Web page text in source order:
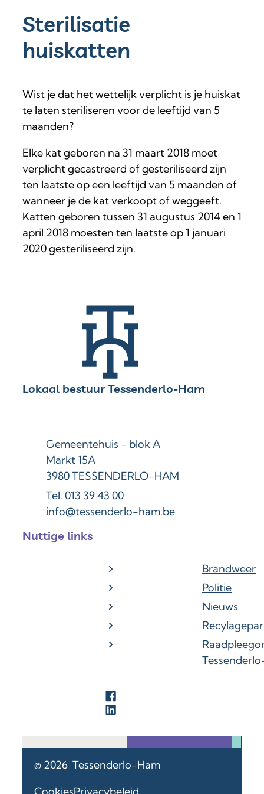
Sterilisatie
huiskatten
Wist je dat het wettelijk verplicht is je huiskat
te laten steriliseren voor de leeftijd van 5
maanden?
Elke kat geboren na 31 maart 2018 moet
verplicht gecastreerd of gesteriliseerd zijn
ten laatste op een leeftijd van 5 maanden of
wanneer je de kat verkoopt of weggeeft.
Katten geboren tussen 31 augustus 2014 en 1
april 2018 moesten ten laatste op 1 januari
2020 gesteriliseerd zijn.
Contact & openingsuren
Lokaal bestuur Tessenderlo-Ham
AdresGemeentehuis - blok A
Markt 15A
,3980TESSENDERLO-HAM
013 39 43 00
E-mailinfo@tessenderlo-ham.be
Nuttige links
Brandweer
Politie
Nieuws
© 2026 Tessenderlo-Ham